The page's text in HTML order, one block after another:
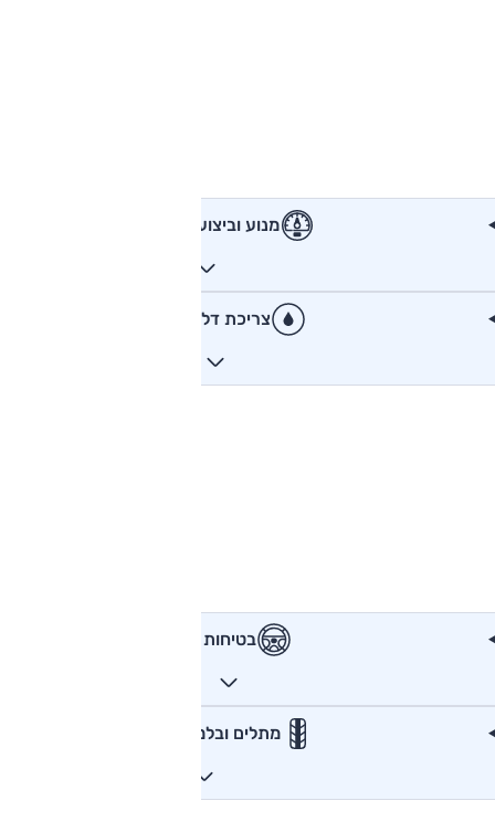
מנוע וביצועים
צריכת דלק
בטיחות
מתלים ובלמים